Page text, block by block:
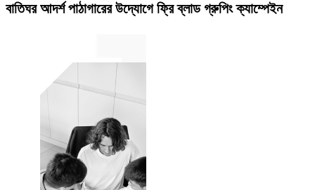
বাতিঘর আদর্শ পাঠাগারের উদ্যোগে ফ্রি ব্লাড গ্রুপিং ক্যাম্পেইন